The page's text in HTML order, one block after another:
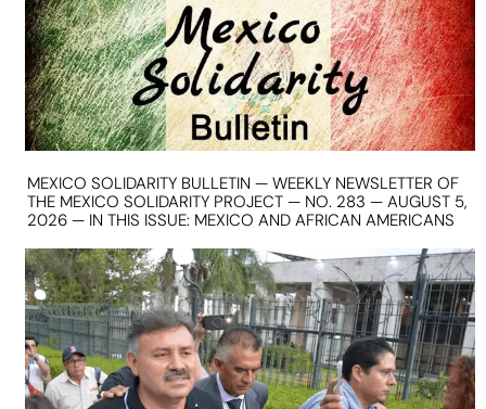
MEXICO SOLIDARITY BULLETIN — WEEKLY NEWSLETTER OF
THE MEXICO SOLIDARITY PROJECT — NO. 283 — AUGUST 5,
2026 — IN THIS ISSUE: MEXICO AND AFRICAN AMERICANS